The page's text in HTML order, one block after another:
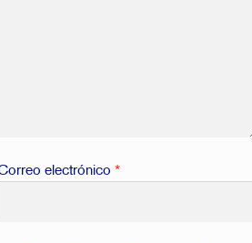
electrónico*